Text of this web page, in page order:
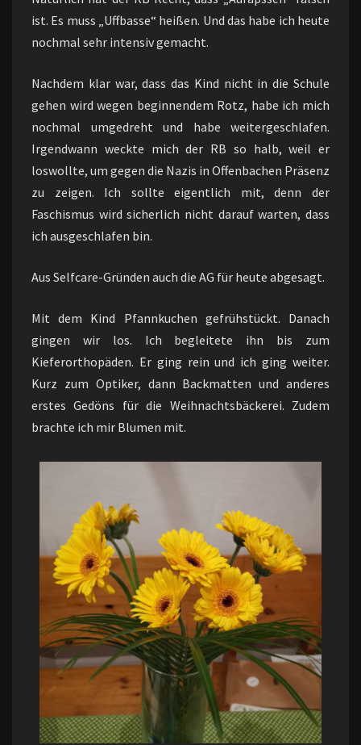
ist. Es muss „Uffbasse“ heißen. Und das habe ich heute
nochmal sehr intensiv gemacht.
Nachdem klar war, dass das Kind nicht in die Schule
gehen wird wegen beginnendem Rotz, habe ich mich
nochmal umgedreht und habe weitergeschlafen.
Irgendwann weckte mich der RB so halb, weil er
loswollte, um gegen die Nazis in Offenbachen Präsenz
zu zeigen. Ich sollte eigentlich mit, denn der
Faschismus wird sicherlich nicht darauf warten, dass
ich ausgeschlafen bin.
Aus Selfcare-Gründen auch die AG für heute abgesagt.
Mit dem Kind Pfannkuchen gefrühstückt. Danach
gingen wir los. Ich begleitete ihn bis zum
Kieferorthopäden. Er ging rein und ich ging weiter.
Kurz zum Optiker, dann Backmatten und anderes
erstes Gedöns für die Weihnachtsbäckerei. Zudem
brachte ich mir Blumen mit.